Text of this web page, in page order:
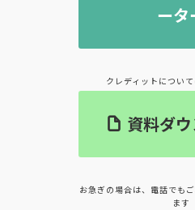
ータ
クレディットについ
資料ダ
お急ぎの場合は、電話でも
ます